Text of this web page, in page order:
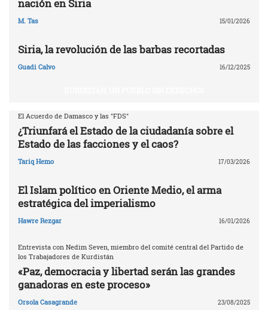
nación en Siria
M. Tas 15/01/2026
Siria, la revolución de las barbas recortadas
Guadi Calvo 16/12/2025
El Acuerdo de Damasco y las "FDS"
¿Triunfará el Estado de la ciudadanía sobre el
Estado de las facciones y el caos?
Tariq Hemo 17/03/2026
El Islam político en Oriente Medio, el arma
estratégica del imperialismo
Hawre Rezgar 16/01/2026
Entrevista con Nedim Seven, miembro del comité central del Partido de
los Trabajadores de Kurdistán
«Paz, democracia y libertad serán las grandes
ganadoras en este proceso»
Orsola Casagrande 23/08/2025